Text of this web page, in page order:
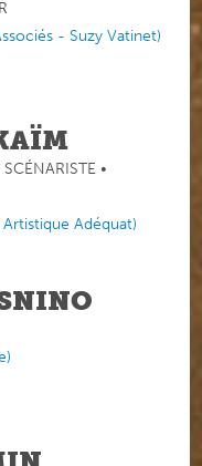
- Suzy Vatinet)
•
Adéquat)
)